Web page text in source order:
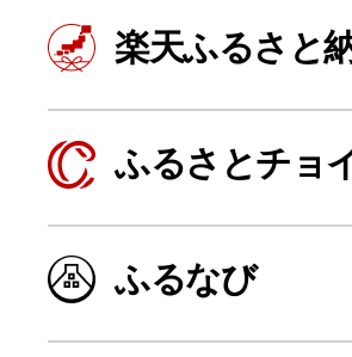
ふるさと納税徹底
楽天ふるさと
ふるさとチョ
ふるなび